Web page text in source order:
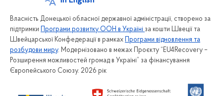
Власність Донецької обласної державної адміністрації, створено за
підтримки Програми розвитку ООН в Україні за кошти Швеції та
Швейцарської Конфедерації в рамках Програми відновлення та
розбудови миру. Модернізовано в межах Проєкту “EU4Recovery –
Розширення можливостей громад в Україні” за фінансування
Європейського Союзу. 2026 рік